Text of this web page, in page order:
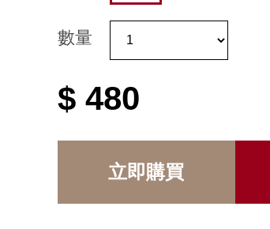
數量
$ 480
立即購買